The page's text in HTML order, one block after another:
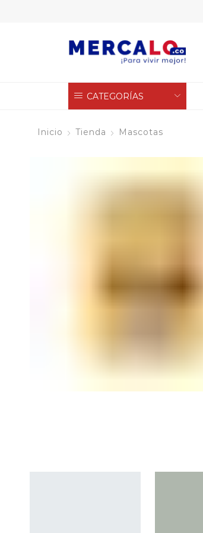
CATEGORÍAS
Inicio Tienda Mascotas